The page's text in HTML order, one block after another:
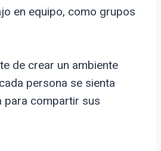
en equipo, como grupos
de crear un ambiente
persona se sienta
para compartir sus